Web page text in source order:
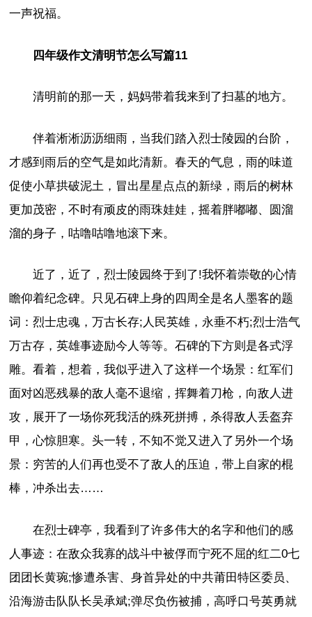
一声祝福。
四年级作文清明节怎么写篇11
清明前的那一天，妈妈带着我来到了扫墓的地方。
伴着淅淅沥沥细雨，当我们踏入烈士陵园的台阶，
才感到雨后的空气是如此清新。春天的气息，雨的味道
促使小草拱破泥土，冒出星星点点的新绿，雨后的树林
更加茂密，不时有顽皮的雨珠娃娃，摇着胖嘟嘟、圆溜
溜的身子，咕噜咕噜地滚下来。
近了，近了，烈士陵园终于到了!我怀着崇敬的心情
瞻仰着纪念碑。只见石碑上身的四周全是名人墨客的题
词：烈士忠魂，万古长存;人民英雄，永垂不朽;烈士浩气
万古存，英雄事迹励今人等等。石碑的下方则是各式浮
雕。看着，想着，我似乎进入了这样一个场景：红军们
面对凶恶残暴的敌人毫不退缩，挥舞着刀枪，向敌人进
攻，展开了一场你死我活的殊死拼搏，杀得敌人丢盔弃
甲，心惊胆寒。头一转，不知不觉又进入了另外一个场
景：穷苦的人们再也受不了敌人的压迫，带上自家的棍
棒，冲杀出去……
在烈士碑亭，我看到了许多伟大的名字和他们的感
人事迹：在敌众我寡的战斗中被俘而宁死不屈的红二0七
团团长黄琬;惨遭杀害、身首异处的中共莆田特区委员、
沿海游击队队长吴承斌;弹尽负伤被捕，高呼口号英勇就